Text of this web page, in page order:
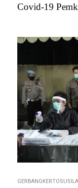
Covid-19
GERBANGKERTOSUSILA